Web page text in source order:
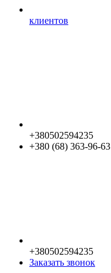
клиентов
+380502594235
+380 (68) 363-96-63
+380502594235
Заказать звонок